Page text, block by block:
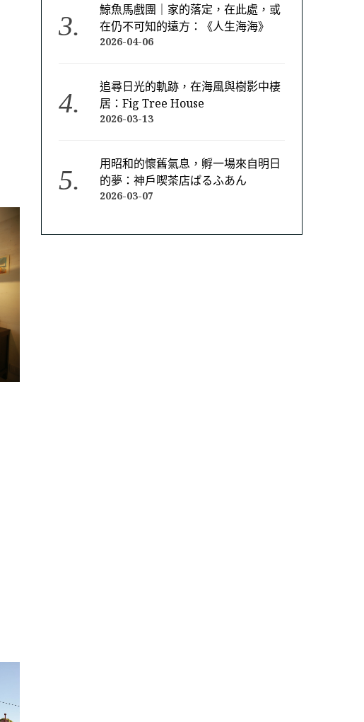
鯨魚馬戲團｜家的落定，在此處，或
在仍不可知的遠方：《人生海海》
2026-04-06
追尋日光的軌跡，在海風與樹影中棲
居：Fig Tree House
2026-03-13
用昭和的懷舊氣息，孵一場來自明日
的夢：神戶喫茶店ぱるふあん
2026-03-07